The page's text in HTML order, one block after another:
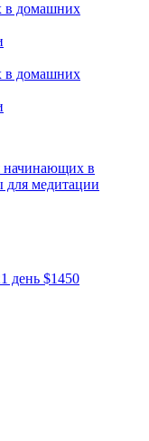
в домашних
в домашних
начинающих в
медитации
день $1450